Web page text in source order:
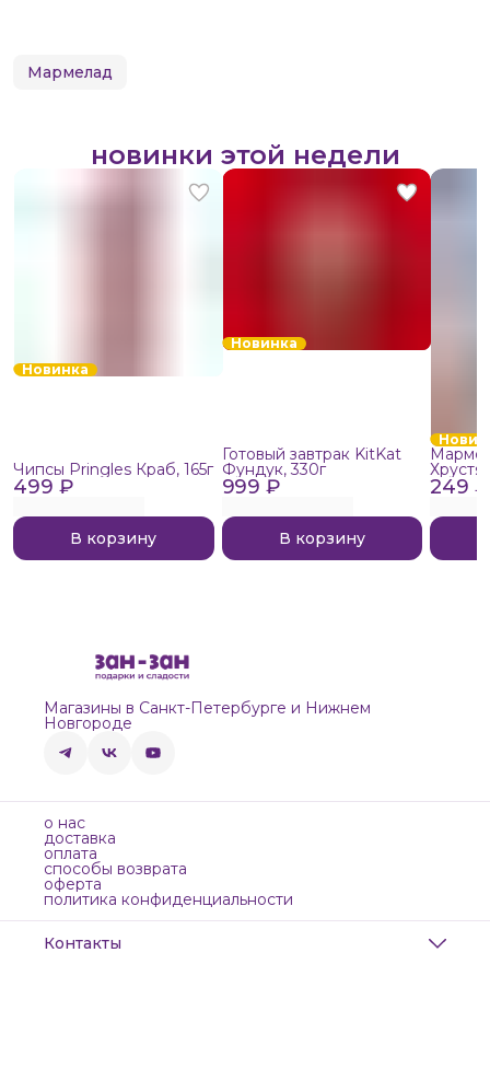
Мармелад
новинки этой недели
Новинка
499 ₽
Чипсы Pringles Краб, 165г
В корзину
Новинка
999 ₽
Готовый завтрак KitKat
Фундук, 330г
В корзину
249 ₽
Магазины в Санкт-Петербурге и Нижнем
Новгороде
о нас
доставка
оплата
способы возврата
оферта
политика конфиденциальности
Контакты